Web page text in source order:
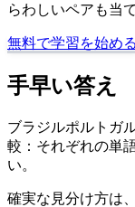
らわしいペアも当
無料で学習を始める
手早い答え
ブラジルポルトガル
較：それぞれの単
い。
確実な見分け方は